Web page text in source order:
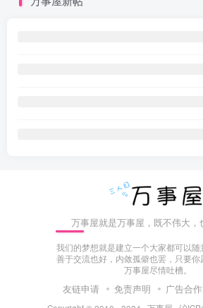
万事屋就是万事屋，既不伟大，
我们的梦想就是建立一个大家都可以随
善于交流也好，内敛孤僻也罢，只要你
万事屋尽情吐槽。
友链申请 免责声明 广告合作